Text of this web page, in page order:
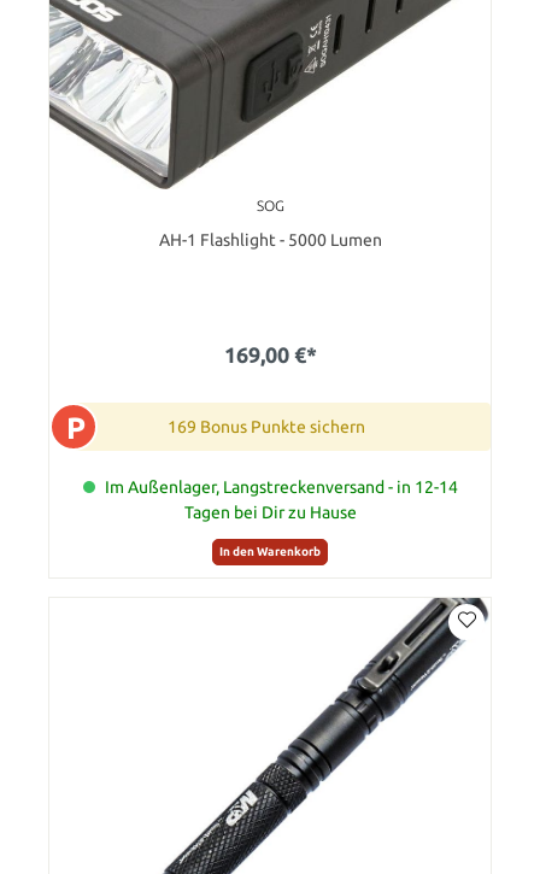
SOG
AH-1​ Flashlight - 5000 Lumen
169,00 €*
P 169 Bonus Punkte sichern
Im Außenlager, Langstreckenversand - in 12-14
Tagen bei Dir zu Hause
In den Warenkorb